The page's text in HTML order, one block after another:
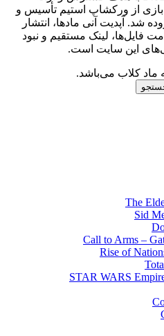
از ورکشاپ استیم تأسیس و
شد. آپدیت آنی مادها، انتشار
فایل‌ها، لینک مستقیم و نبود
این سایت است.
کلاب می‌باشد.
The
Sid
Call to Arms –
Rise of
STAR WARS